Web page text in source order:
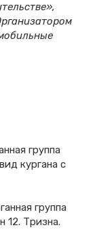
группа
кургана с
группа
12. Тризна.